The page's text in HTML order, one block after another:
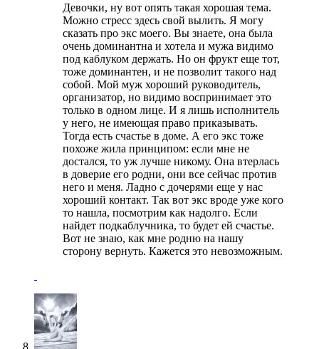
Девочки, ну вот опять такая хорошая тема.
Можно стресс здесь свой вылить. Я могу
сказать про экс моего. Вы знаете, она была
очень доминантна и хотела и мужа видимо
под каблуком держать. Но он фрукт еще тот,
тоже доминантен, и не позволит такого над
собой. Мой муж хороший руководитель,
организатор, но видимо воспринимает это
только в одном лице. И я лишь исполнитель
у него, не имеющая право приказывать.
Тогда есть счастье в доме. А его экс тоже
похоже жила принципом: если мне не
достался, то уж лучше никому. Она втерлась
в доверие его родни, они все сейчас против
него и меня. Ладно с дочерями еще у нас
хороший контакт. Так вот экс вроде уже кого
то нашла, посмотрим как надолго. Если
найдет подкаблучника, то будет ей счастье.
Вот не знаю, как мне родню на нашу
сторону вернуть. Кажется это невозможным.